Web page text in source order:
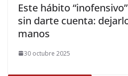
Este hábito
sin darte cuenta:
manos
30 octubre 2025